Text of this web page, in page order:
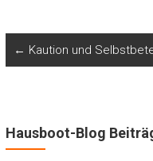
← Kaution und
Hausboot-Blog